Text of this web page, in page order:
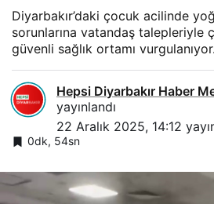
Diyarbakır’daki çocuk acilinde
sorunlarına vatandaş talepleriyle
güvenli sağlık ortamı vurgulanıyor.
Hepsi Diyarbakır Haber
yayınlandı
22 Aralık 2025, 14:12
0dk, 54sn